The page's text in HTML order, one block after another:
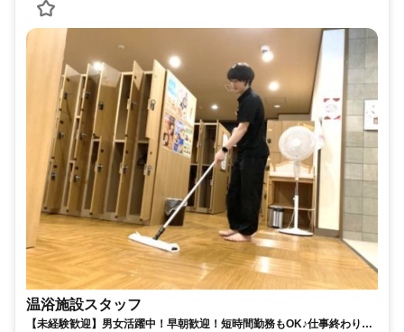
温浴施設スタッフ
【未経験歓迎】男女活躍中！早朝歓迎！短時間勤務もOK♪仕事終わりに